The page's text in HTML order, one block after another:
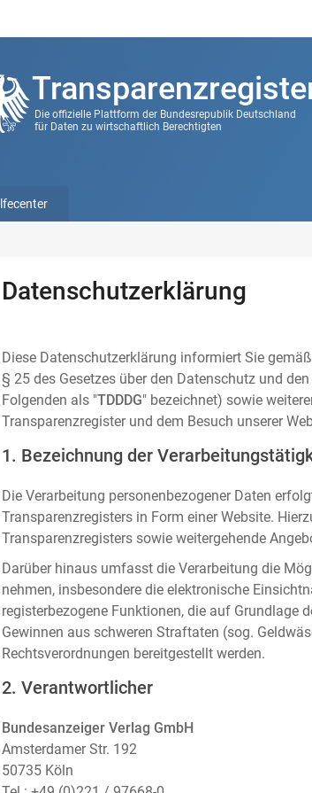
Die offizielle Plattform der Bundesrepublik Deutschland
für Daten zu wirtschaftlich Berechtigten
Datenschutzerklärung
Diese Datenschutzerklärung informiert Sie
§ 25 des Gesetzes über den Datenschutz und
Folgenden als "TDDDG" bezeichnet) sowie
Transparenzregister und dem Besuch unserer
1. Bezeichnung der
Die Verarbeitung personenbezogener Daten
Transparenzregisters in Form einer Website.
Transparenzregisters sowie weitergehende
Darüber hinaus umfasst die Verarbeitung die
nehmen, insbesondere die elektronische
registerbezogene Funktionen, die auf Grundlage
Gewinnen aus schweren Straftaten (sog.
Rechtsverordnungen bereitgestellt werden.
2. Verantwortlicher
Bundesanzeiger Verlag GmbH
Amsterdamer Str. 192
50735 Köln